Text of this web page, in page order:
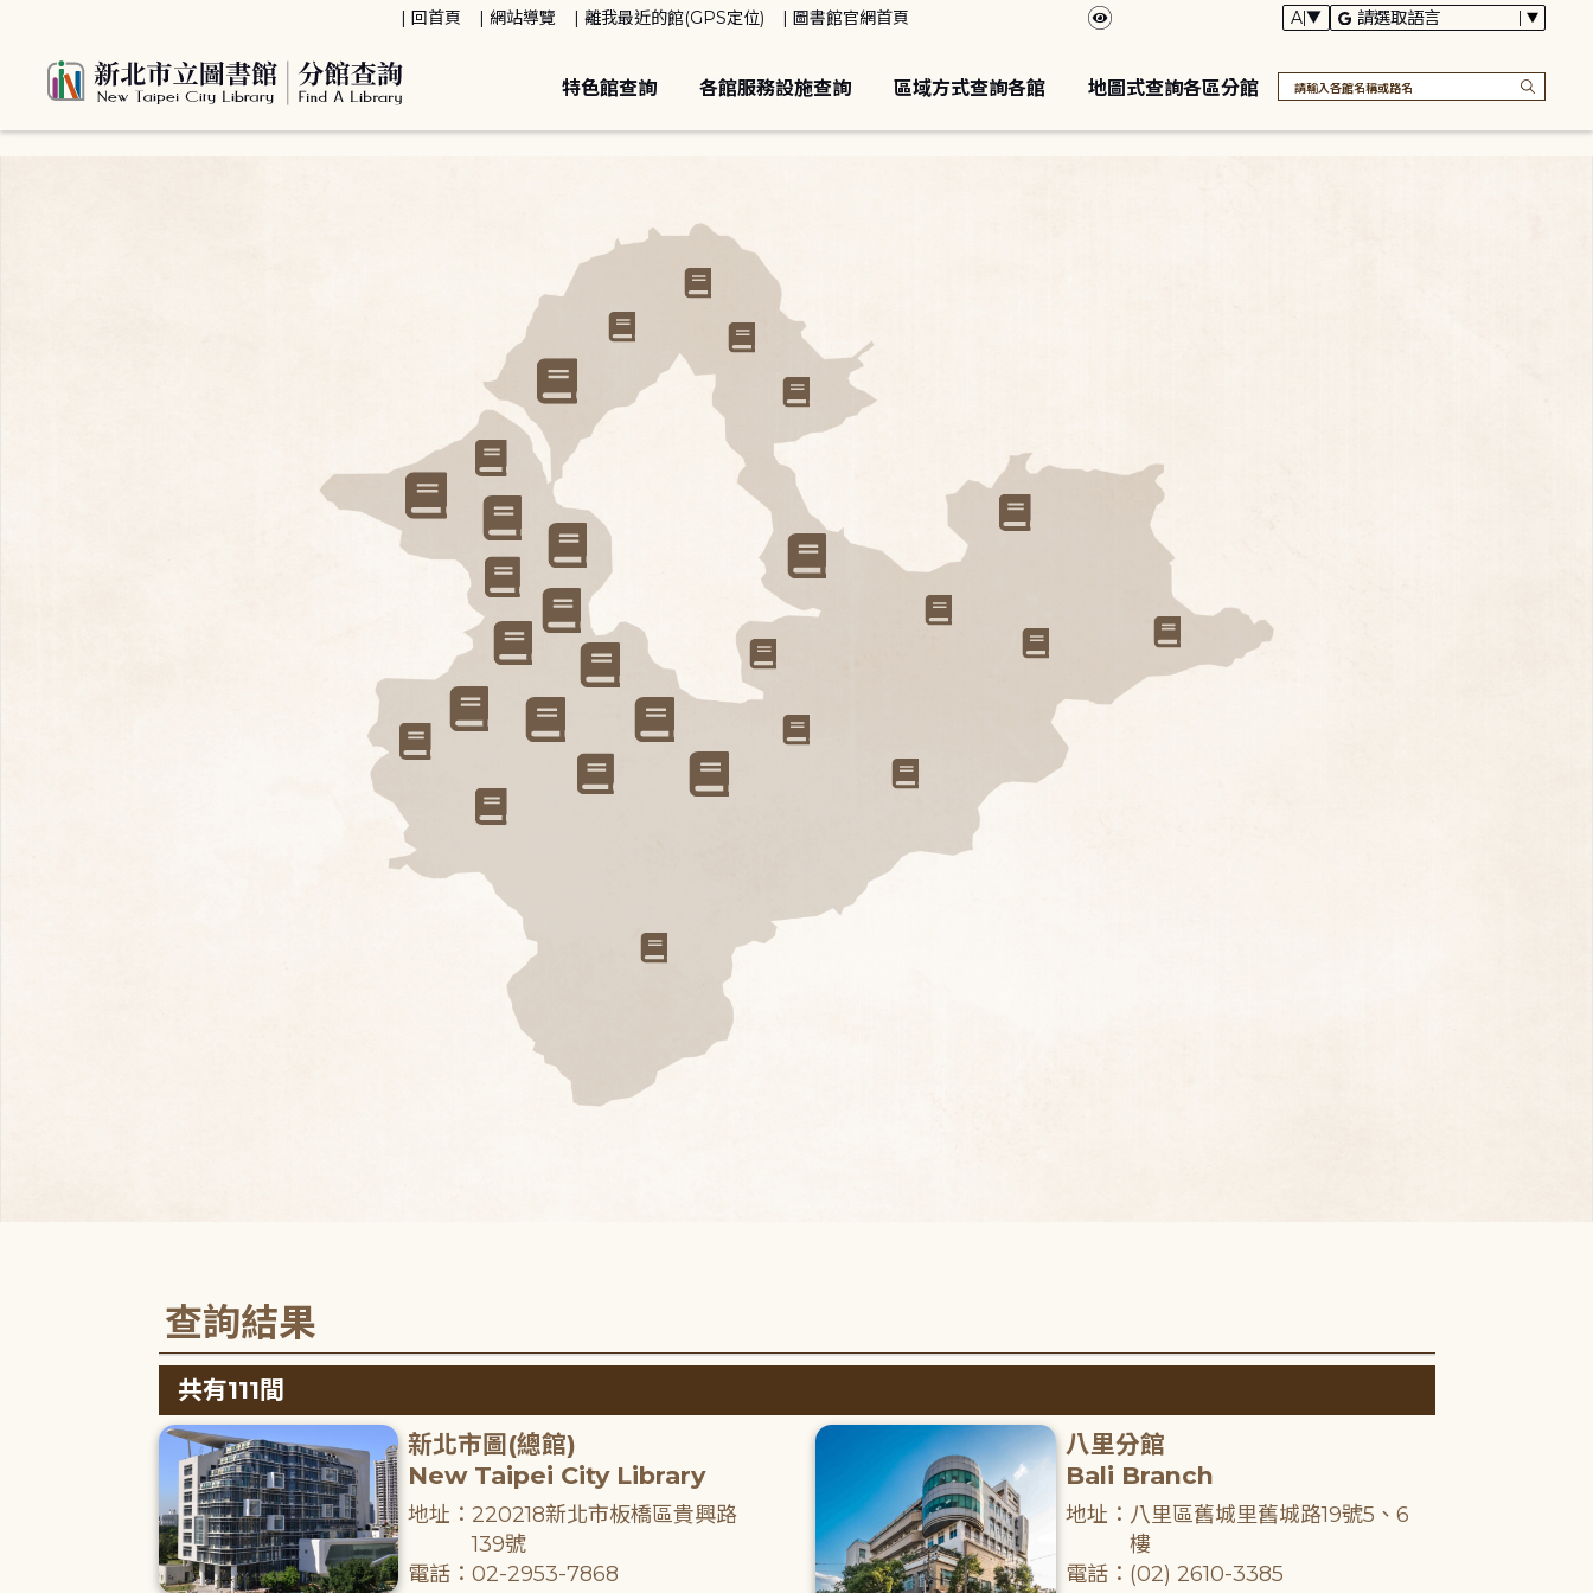
回首頁 網站導覽 離我最近的館(GPS定位) 圖書館官網首頁
特色館查詢 各館服務設施查詢 區域方式查詢各館 地圖式查詢各區分館
查詢結果
共有111間
新北市圖(總館)
New Taipei City Library
地址：220218新北市板橋區貴興路
139號
電話：02-2953-7868
八里分館
Bali Branch
地址：八里區舊城里舊城路19號5、6
樓
電話：(02) 2610-3385